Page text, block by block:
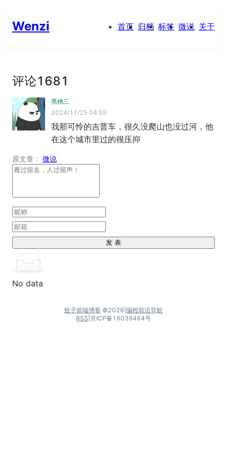
Wenzi 首页 归档 标签 微说 关于
评论1681
黑桃三
2024/11/25 04:59
我那可怜的吉普车，很久没爬山也没过河，他
在这个城市里过的很压抑
原文章： 微说
发 表
No data
蚊子前端博客 ©2026 编程前沿导航
RSS 京ICP备16039464号